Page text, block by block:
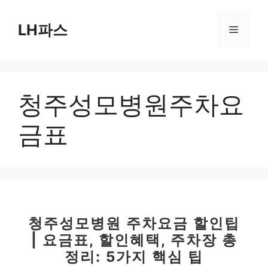
LH파스 메
청주성모병원주차요
금표
청주성모병원 주차요금 할인팁
| 요금표, 할인혜택, 주차장 총
정리: 5가지 핵심 팁